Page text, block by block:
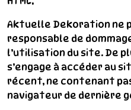
Aktuelle Dekoration ne
responsable de
l’utilisation du site. De
s’engage à accéder au
récent, ne contenant
navigateur de dernière